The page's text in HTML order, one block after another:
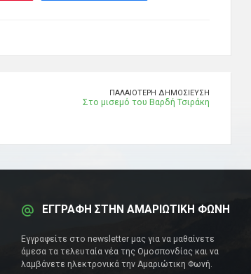
ΠΑΛΑΙΌΤΕΡΗ ΔΗΜΟΣΊΕΥΣΗ
Στο μισεμό του Βαρδή Τσιράκη
ΕΓΓΡΑΦΗ ΣΤΗΝ ΑΜΑΡΙΩΤΙΚΗ ΦΩΝΗ
Εγγραφείτε στο newsletter μας για να μαθαίνετε
άμεσα τα τελευταία νέα της Ομοσπονδίας και να
λαμβάνετε ηλεκτρονικά την Αμαριώτικη Φωνή.